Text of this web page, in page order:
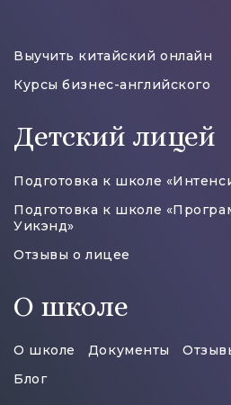
Выучить китайский онлайн
Курсы бизнес-английского
Детский лицей
Подготовка к школе
Подготовка к школе
Уикэнд»
Отзывы о лицее
О школе
О школе Документы
Блог